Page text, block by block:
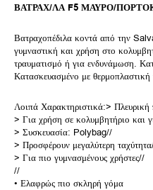
ΒΑΤΡΑΧ/ΛΑ F5 ΜΑΥΡΟ/
Βατραχοπέδιλα κοντά από την
γυμναστική και χρήση στο
τραυματισμό ή για ενδυνάμωση.
Κατασκευασμένο με
Λοιπά Χαρακτηριστικά:>
> Για χρήση σε κολυμβητήριο και
> Συσκευασία: Polybag//
> Προσφέρουν μεγαλύτερη
> Για πιο γυμνασμένους χρήστες//
//
• Ελαφρώς πιο σκληρή γόμα